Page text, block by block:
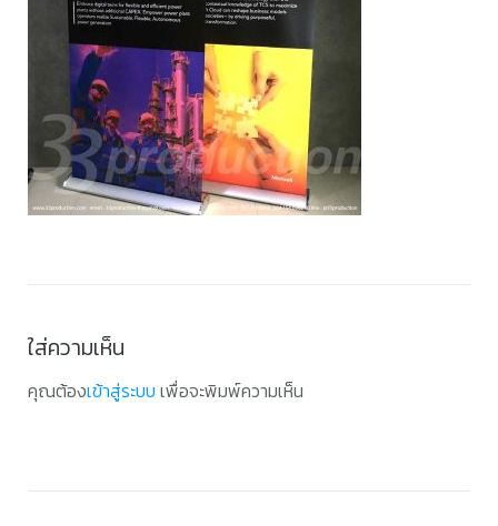
ใส่ความเห็น
คุณต้องเข้าสู่ระบบ เพื่อจะพิมพ์ความเห็น